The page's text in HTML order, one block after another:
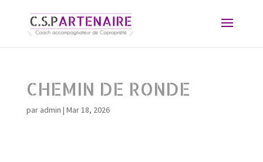
CHEMIN DE RONDE
par admin | Mar 18, 2026